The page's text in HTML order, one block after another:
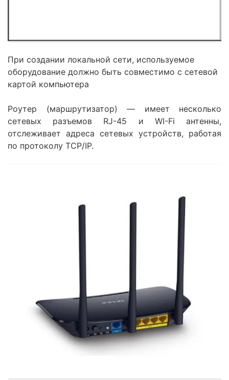
При создании локальной сети, используемое
оборудование должно быть совместимо с сетевой
картой компьютера
Роутер (маршрутизатор) — имеет несколько
сетевых разъемов RJ-45 и WI-Fi антенны,
отслеживает адреса сетевых устройств, работая
по протоколу TCP/IP.